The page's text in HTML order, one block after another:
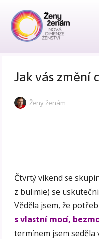
Jak vás změní
Ženy ženám
Čtvrtý víkend se
z bulimie) se
Věděla jsem, že
s vlastní mocí,
termínem jsem seděla